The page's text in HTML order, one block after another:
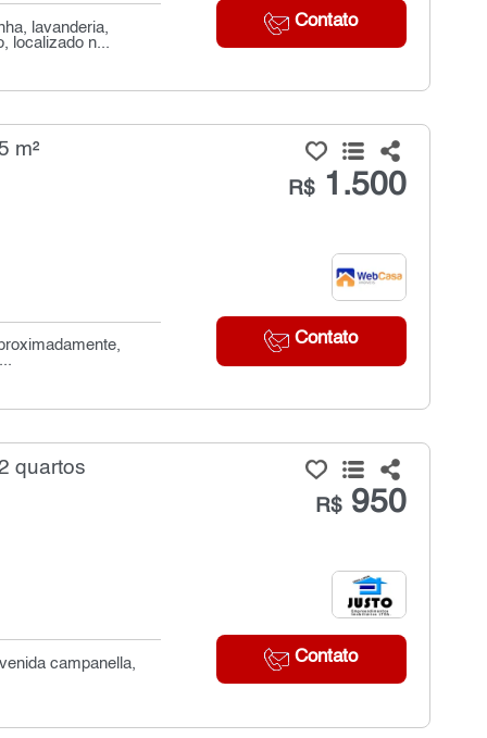
Contato
lavanderia,
localizado n...
m²
R$1.500
Contato
quartos
R$950
Contato
campanella,